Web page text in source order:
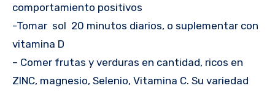
comportamiento positivos
-Tomar sol 20 minutos diarios, o suplementar con
vitamina D
– Comer frutas y verduras en cantidad, ricos en
ZINC, magnesio, Selenio, Vitamina C. Su variedad